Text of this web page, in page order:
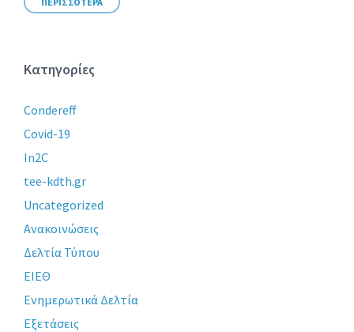
Κατηγορίες
Condereff
Covid-19
In2C
tee-kdth.gr
Uncategorized
Ανακοινώσεις
Δελτία Τύπου
ΕΙΕΘ
Ενημερωτικά Δελτία
Εξετάσεις